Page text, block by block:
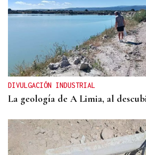
DIVULGACIÓN INDUSTRIAL
La geología de A Limia, al